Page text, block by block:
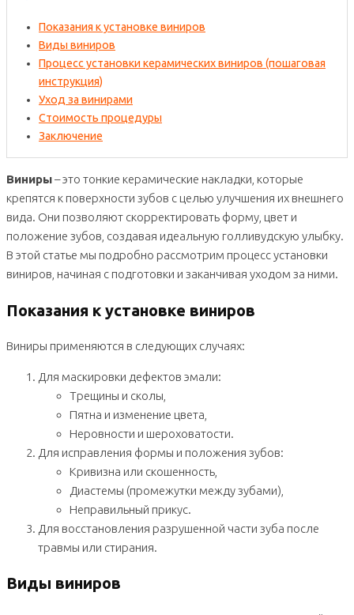
Показания к установке виниров
Виды виниров
Процесс установки керамических виниров (пошаговая
инструкция)
Уход за винирами
Стоимость процедуры
Заключение
Виниры– это тонкие керамические накладки, которые
крепятся к поверхности зубов с целью улучшения их внешнего
вида. Они позволяют скорректировать форму, цвет и
положение зубов, создавая идеальную голливудскую улыбку.
В этой статье мы подробно рассмотрим процесс установки
виниров, начиная с подготовки и заканчивая уходом за ними.
Показания к установке виниров
Виниры применяются в следующих случаях:
Для маскировки дефектов эмали:
Трещины и сколы,
Пятна и изменение цвета,
Неровности и шероховатости.
Для исправления формы и положения зубов:
Кривизна или скошенность,
Диастемы (промежутки между зубами),
Неправильный прикус.
Для восстановления разрушенной части зуба после
травмы или стирания.
Виды виниров